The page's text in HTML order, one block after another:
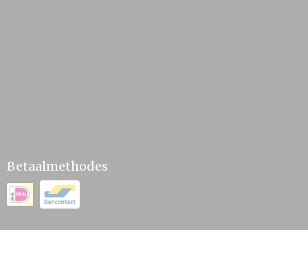
Betaalmethodes